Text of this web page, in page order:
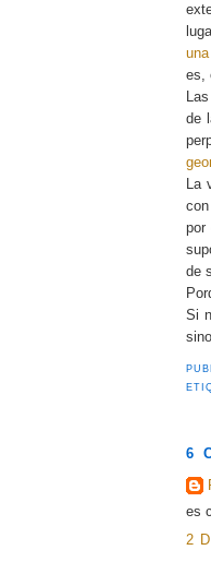
es,
de
La
por
de
Si
6
es
2